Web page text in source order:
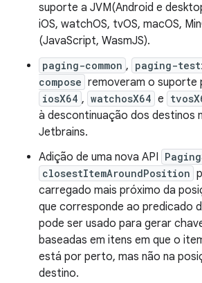
suporte a JVM(Android e
iOS, watchOS, tvOS, macOS,
(JavaScript, WasmJS).
paging-common , paging-
compose removeram o suporte
iosX64 , watchosX64 e
à descontinuação dos destinos
Jetbrains.
Adição de uma nova API
closestItemAroundPosition
carregado mais próximo da
que corresponde ao predicado
pode ser usado para gerar
baseadas em itens em que o
está por perto, mas não na
destino.